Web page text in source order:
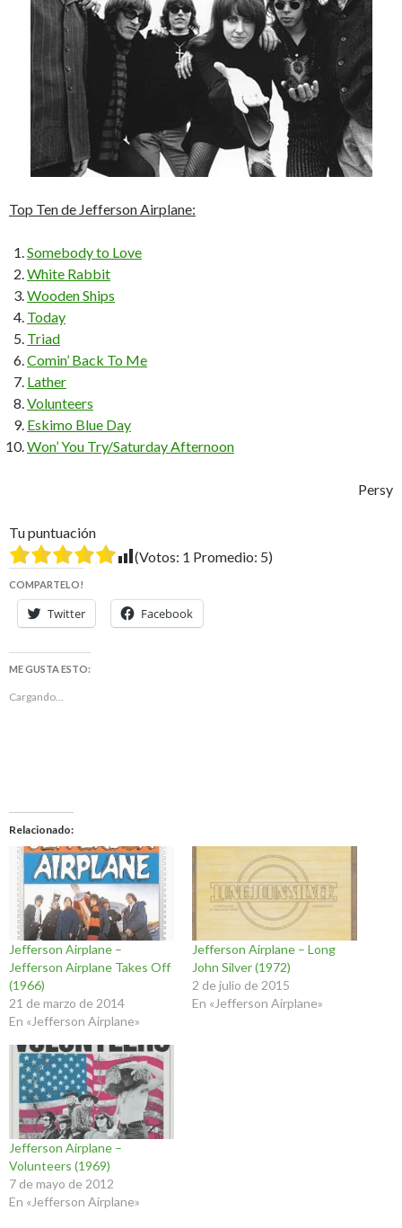
Top Ten de Jefferson Airplane:
Somebody to Love
White Rabbit
Wooden Ships
Today
Triad
Comin’ Back To Me
Lather
Volunteers
Eskimo Blue Day
Won’ You Try/Saturday Afternoon
Persy
Tu puntuación
(Votos: 1 Promedio: 5)
COMPARTELO!
Twitter Facebook
ME GUSTA ESTO:
Cargando...
Relacionado
Jefferson Airplane –
Jefferson Airplane Takes Off
(1966)
21 de marzo de 2014
En «Jefferson Airplane»
Jefferson Airplane – Long
John Silver (1972)
2 de julio de 2015
En «Jefferson Airplane»
Jefferson Airplane –
Volunteers (1969)
7 de mayo de 2012
En «Jefferson Airplane»